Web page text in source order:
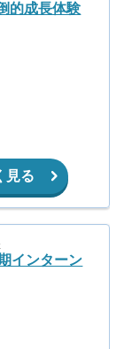
的成長体験
見る
インターン